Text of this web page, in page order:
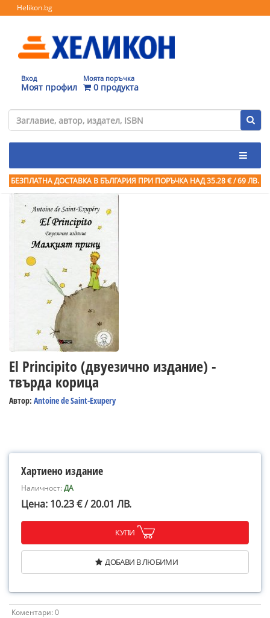
Helikon.bg
Вход
Моят профил
Моята поръчка
0 продукта
БЕЗПЛАТНА ДОСТАВКА В БЪЛГАРИЯ ПРИ ПОРЪЧКА НАД 35.28 € / 69 ЛВ.
El Principito (двуезично издание) -
твърда корица
Автор: Antoine de Saint-Exupery
Хартиено издание
Наличност:ДА
Цена: 10.23 € / 20.01 ЛВ.
КУПИ
ДОБАВИ В ЛЮБИМИ
Коментари: 0